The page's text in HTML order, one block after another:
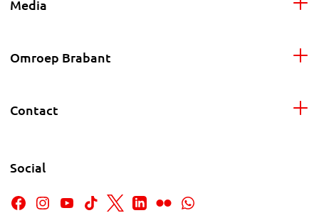
Media
Omroep Brabant
Contact
Social